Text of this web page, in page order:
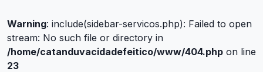
Warning: include(sidebar-servicos.php): Failed to open
stream: No such file or directory in
/home/catanduvacidadefeitico/www/404.php on line
23